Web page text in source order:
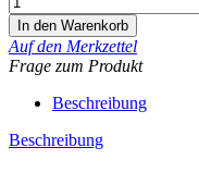
Auf den Merkzettel
Frage zum Produkt
Beschreibung
Beschreibung